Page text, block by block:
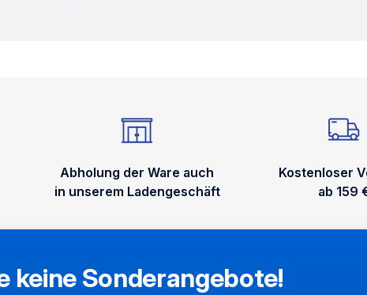
Abholung der Ware auch
in unserem Ladengeschäft
Kostenloser
ab 159
keine Sonderangebote!